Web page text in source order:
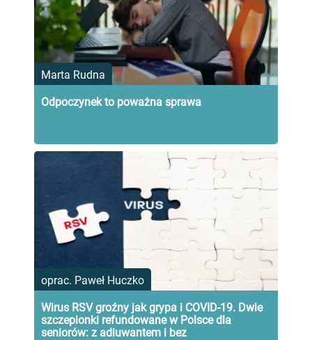
Marta Rudna
Odpoczynek to poważna sprawa
oprac. Paweł Huczko
Wirus RSV groźny jak grypa i COVID-19. Dwie
szczepionki refundowane w Polsce dla
seniorów: z adiuwantem i bez